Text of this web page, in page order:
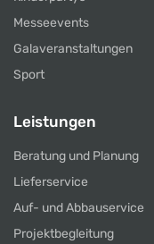
Messeevents
Galaveranstaltungen
Sport
Leistungen
Beratung und Planung
Lieferservice
Auf- und Abbauservice
Projektbegleitung